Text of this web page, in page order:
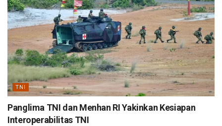
TNI
Panglima TNI dan Menhan RI Yakinkan Kesiapan
Interoperabilitas TNI